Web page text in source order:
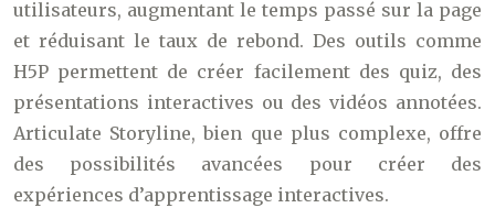
utilisateurs, augmentant le temps passé sur la page
et réduisant le taux de rebond. Des outils comme
H5P permettent de créer facilement des quiz, des
présentations interactives ou des vidéos annotées.
Articulate Storyline, bien que plus complexe, offre
des possibilités avancées pour créer des
expériences d’apprentissage interactives.